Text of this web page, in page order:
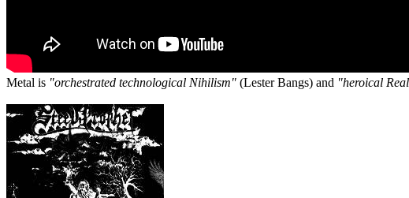
Metal is "orchestrated technological Nihilism" (Lester Bangs) and "heroical